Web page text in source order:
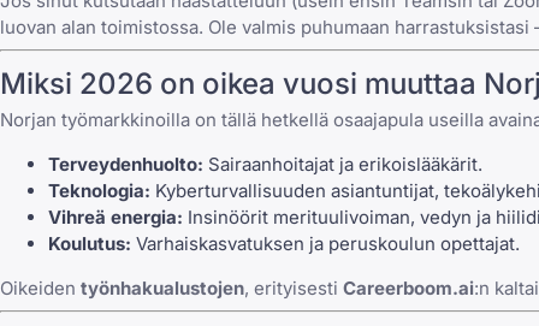
luovan alan toimistossa. Ole valmis puhumaan
Miksi 2026 on oikea vuosi muuttaa
Norjan työmarkkinoilla on tällä hetkellä osaajapula useilla
Terveydenhuolto: Sairaanhoitajat ja erikoislääkärit.
Teknologia: Kyberturvallisuuden asiantuntijat,
Vihreä energia: Insinöörit merituulivoiman, vedyn ja
Koulutus: Varhaiskasvatuksen ja peruskoulun opettajat.
Oikeiden työnhakualustojen, erityisesti Careerboom.ai:n